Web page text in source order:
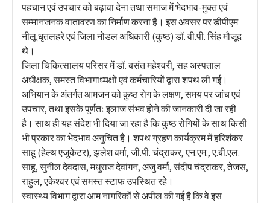
पहचान एवं उपचार को बढ़ावा देना तथा समाज में भेदभाव-मुक्त एवं
सम्मानजनक वातावरण का निर्माण करना है। इस अवसर पर डीपीएम
नीलू धृतलहरे एवं जिला नोडल अधिकारी (कुष्ठ) डॉ. वी.पी. सिंह मौजूद
थे।
जिला चिकित्सालय परिसर में डॉ. बसंत महेश्वरी, सह अस्पताल
अधीक्षक, समस्त विभागाध्यक्षों एवं कर्मचारियों द्वारा शपथ ली गई।
अभियान के अंतर्गत आमजन को कुष्ठ रोग के लक्षण, समय पर जांच एवं
उपचार, तथा इसके पूर्णतः इलाज संभव होने की जानकारी दी जा रही
है। साथ ही यह संदेश भी दिया जा रहा है कि कुष्ठ रोगियों के साथ किसी
भी प्रकार का भेदभाव अनुचित है। शपथ ग्रहण कार्यक्रम में हरिशंकर
साहू (हेल्थ एजुकेटर), झलेश वर्मा, जी.पी. चंद्राकर, एन.एम., ए.बी.एल.
साहू, सुनील देवदास, मधुराज देवांगन, अजु वर्मा, संदीप चंद्राकर, तेजस,
राहुल, एकेश्वर एवं समस्त स्टाफ उपस्थित रहे।
स्वास्थ्य विभाग द्वारा आम नागरिकों से अपील की गई है कि वे इस